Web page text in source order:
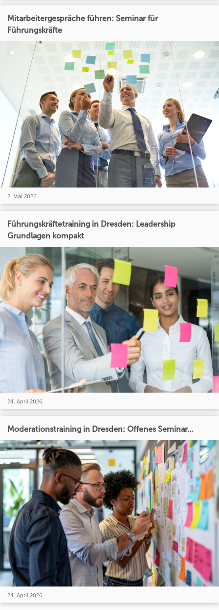
Mitarbeitergespräche führen: Seminar für
Führungskräfte
2. Mai 2026
Führungskräftetraining in Dresden: Leadership
Grundlagen kompakt
24. April 2026
Moderationstraining in Dresden: Offenes Seminar...
24. April 2026